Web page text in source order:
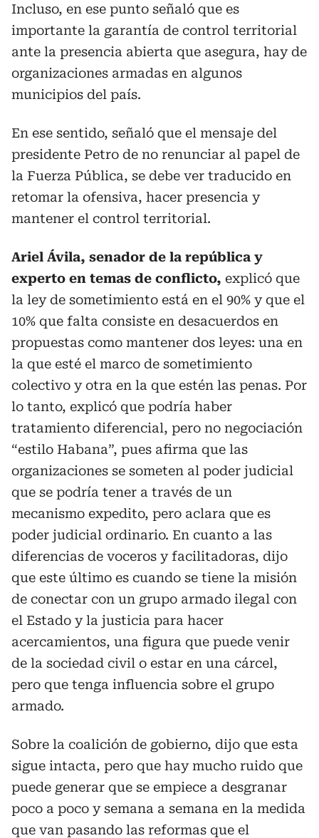
Incluso, en ese punto señaló que es
importante la garantía de control territorial
ante la presencia abierta que asegura, hay de
organizaciones armadas en algunos
municipios del país.
En ese sentido, señaló que el mensaje del
presidente Petro de no renunciar al papel de
la Fuerza Pública, se debe ver traducido en
retomar la ofensiva, hacer presencia y
mantener el control territorial.
Ariel Ávila, senador de la república y
experto en temas de conflicto, explicó que
la ley de sometimiento está en el 90% y que el
10% que falta consiste en desacuerdos en
propuestas como mantener dos leyes: una en
la que esté el marco de sometimiento
colectivo y otra en la que estén las penas. Por
lo tanto, explicó que podría haber
tratamiento diferencial, pero no negociación
“estilo Habana”, pues afirma que las
organizaciones se someten al poder judicial
que se podría tener a través de un
mecanismo expedito, pero aclara que es
poder judicial ordinario. En cuanto a las
diferencias de voceros y facilitadoras, dijo
que este último es cuando se tiene la misión
de conectar con un grupo armado ilegal con
el Estado y la justicia para hacer
acercamientos, una figura que puede venir
de la sociedad civil o estar en una cárcel,
pero que tenga influencia sobre el grupo
armado.
Sobre la coalición de gobierno, dijo que esta
sigue intacta, pero que hay mucho ruido que
puede generar que se empiece a desgranar
poco a poco y semana a semana en la medida
que van pasando las reformas que el